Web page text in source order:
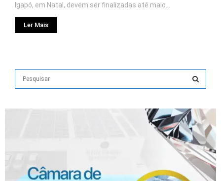
Igapó, em Natal, devem ser finalizadas até maio...
Ler Mais